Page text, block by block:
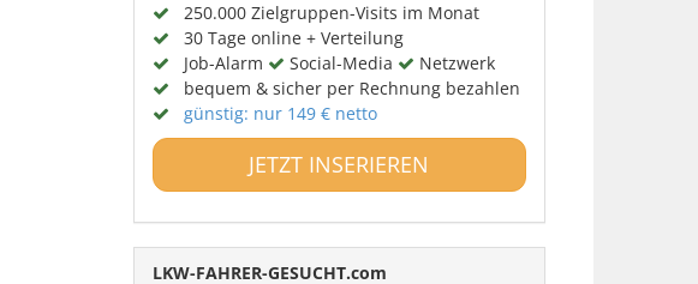
250.000 Zielgruppen-Visits im Monat
30 Tage online + Verteilung
Job-Alarm
Social-Media
Netzwerk
bequem & sicher per Rechnung bezahlen
günstig: nur 149 € netto
JETZT INSERIEREN
LKW-FAHRER-GESUCHT.com